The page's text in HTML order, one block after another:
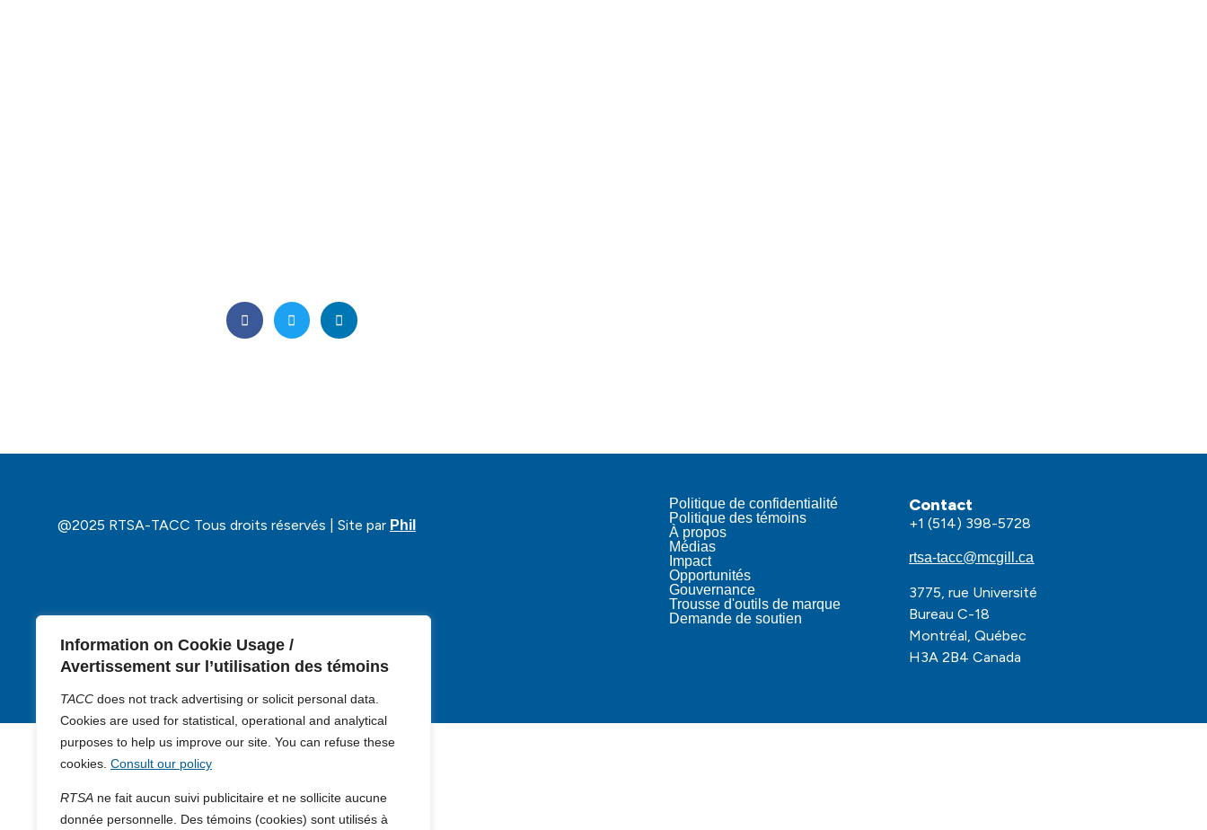
Information on Cookie Usage /
Avertissement sur l’utilisation des témoins
TACC does not track advertising or solicit personal data.
Cookies are used for statistical, operational and analytical
purposes to help us improve our site. You can refuse these
cookies. Consult our policy
RTSA ne fait aucun suivi publicitaire et ne sollicite aucune
donnée personnelle. Des témoins (cookies) sont utilisés à
@2025 RTSA-TACC Tous droits réservés | Site par Phil
Politique de confidentialité
Politique des témoins
À propos
Médias
Impact
Opportunités
Gouvernance
Trousse d'outils de marque
Demande de soutien
Contact
+1 (514) 398-5728
rtsa-tacc@mcgill.ca
3775, rue Université
Bureau C-18
Montréal, Québec
H3A 2B4 Canada